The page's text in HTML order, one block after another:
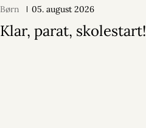
Børn 05. august 2026
Klar, parat, skolestart!